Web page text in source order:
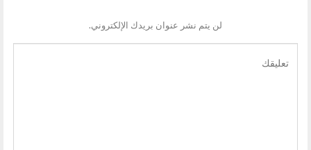
لن يتم نشر عنوان بريدك الإلكتروني.